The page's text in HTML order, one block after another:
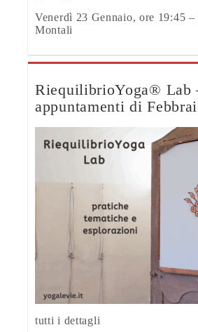
Venerdì 23 Gennaio, ore 19:45
Montali
RiequilibrioYoga® Lab
appuntamenti di
tutti i dettagli